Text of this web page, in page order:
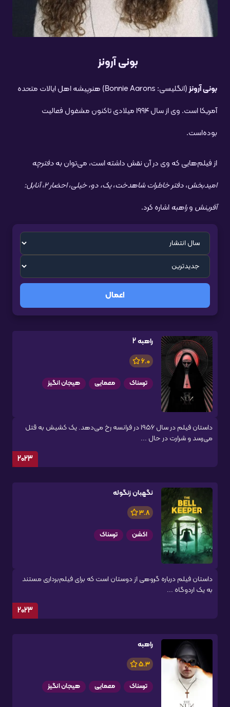
بونی آرونز
بونی آرونز(انگلیسی: Bonnie Aarons) هنرپیشه اهل ایالات متحده
آمریکا است. وی از سال ۱۹۹۴ میلادی تاکنون مشغول فعالیت
بوده‌است.
از فیلم‌هایی که وی در آن نقش داشته است، می‌توان بهدفترچه
امیدبخش،دفتر خاطرات شاهدخت،یک، دو، خیلی،احضار ۲ ،آنابل:
آفرینش وراهبهاشاره کرد.
اعمال
راهبه 2
6.0
ترسناک معمایی هیجان انگیز
داستان فیلم در سال 1956 در فرانسه رخ می‌دهد. یک کشیش به قتل
می‌رسد و شرارت در حال ...
2023
نگهبان زنگوله
3.8
اکشن ترسناک
داستان فیلم درباره گروهی از دوستان است که برای فیلم‌برداری مستند
به یک اردوگاه ...
2023
راهبه
5.3
ترسناک معمایی هیجان انگیز